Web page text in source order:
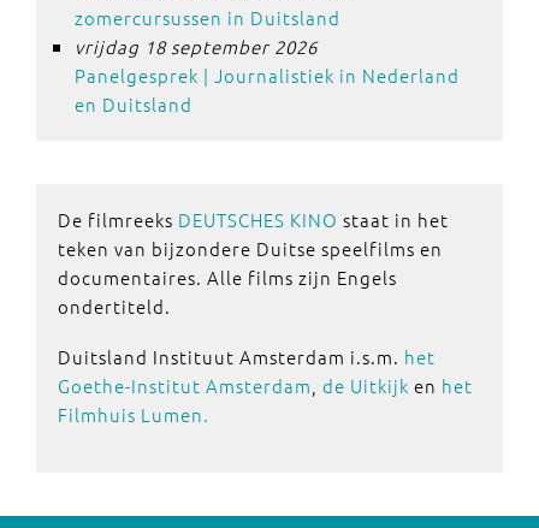
zomercursussen in Duitsland
vrijdag 18 september 2026
Panelgesprek | Journalistiek in Nederland
en Duitsland
De filmreeks DEUTSCHES KINO staat in het
teken van bijzondere Duitse speelfilms en
documentaires. Alle films zijn Engels
ondertiteld.
Duitsland Instituut Amsterdam i.s.m. het
Goethe-Institut Amsterdam de Uitkijk en het
Filmhuis Lumen.